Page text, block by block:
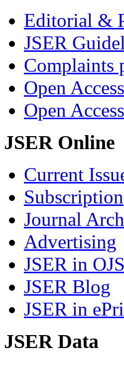
Editorial &
JSER
Complaints
Open Access
Open
JSER Online
Current
Subscription
Journal
Advertising
JSER in OJS
JSER Blog
JSER in
JSER Data